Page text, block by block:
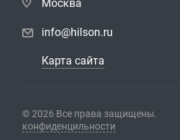
Москва
info@hilson.ru
Карта сайта
© 2026 Все права защищены.
конфиденцильности